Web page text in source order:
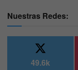
Nuestras Redes:
49.6k